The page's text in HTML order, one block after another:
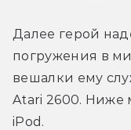
Далее герой
погружения в
вешалки ему
Atari 2600. Ниже
iPod.